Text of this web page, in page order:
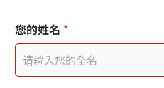
您的姓名 *